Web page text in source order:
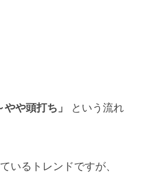
や頭打ち」
という流れ
いるトレンドですが、